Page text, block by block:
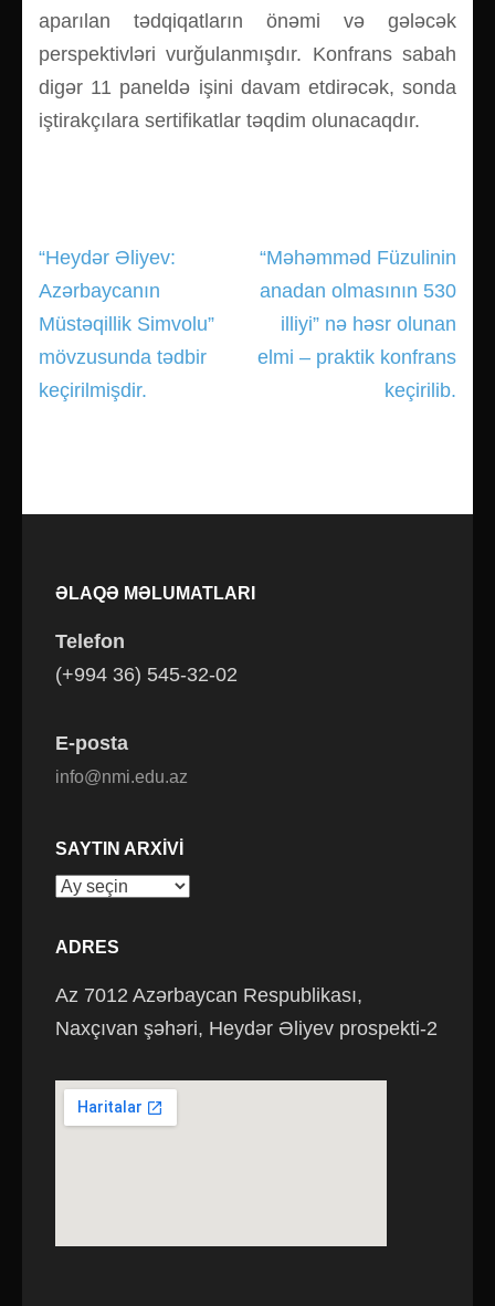
aparılan tədqiqatların önəmi və gələcək
perspektivləri vurğulanmışdır. Konfrans sabah
digər 11 paneldə işini davam etdirəcək, sonda
iştirakçılara sertifikatlar təqdim olunacaqdır.
Yazı
gezinmesi
“Heydər Əliyev:
Azərbaycanın
Müstəqillik Simvolu”
mövzusunda tədbir
keçirilmişdir.
“Məhəmməd Füzulinin
anadan olmasının 530
illiyi” nə həsr olunan
elmi – praktik konfrans
keçirilib.
ƏLAQƏ MƏLUMATLARI
Telefon
(+994 36) 545-32-02
E-posta
info@nmi.edu.az
SAYTIN ARXIVI
Saytın
ADRES
Az 7012 Azərbaycan Respublikası,
Naxçıvan şəhəri, Heydər Əliyev prospekti-2